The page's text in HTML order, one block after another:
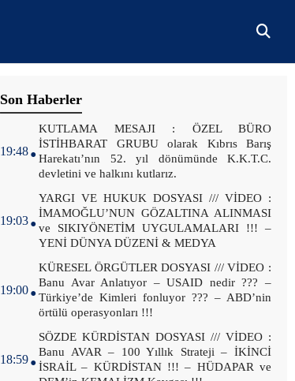
Son Haberler
19:48.KUTLAMA MESAJI : ÖZEL BÜRO
İSTİHBARAT GRUBU olarak Kıbrıs Barış
Harekatı’nın 52. yıl dönümünde K.K.T.C.
devletini ve halkını kutlarız.
19:03.YARGI VE HUKUK DOSYASI /// VİDEO :
İMAMOĞLU’NUN GÖZALTINA ALINMASI
ve SIKIYÖNETİM UYGULAMALARI !!! –
YENİ DÜNYA DÜZENİ & MEDYA
19:00.KÜRESEL ÖRGÜTLER DOSYASI /// VİDEO :
Banu Avar Anlatıyor – USAID nedir ??? –
Türkiye’de Kimleri fonluyor ??? – ABD’nin
örtülü operasyonları !!!
18:59.SÖZDE KÜRDİSTAN DOSYASI /// VİDEO :
Banu AVAR – 100 Yıllık Strateji – İKİNCİ
İSRAİL – KÜRDİSTAN !!! – HÜDAPAR ve